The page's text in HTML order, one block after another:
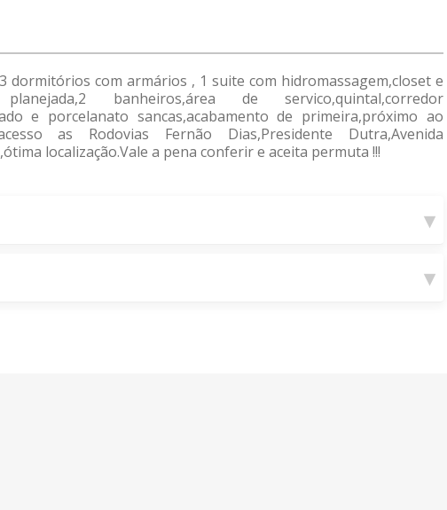
dormitórios com armários , 1 suite com hidromassagem,closet e
banheiros,área de servico,quintal,corredor
e porcelanato sancas,acabamento de primeira,próximo ao
as Rodovias Fernão Dias,Presidente Dutra,Avenida
localização.Vale a pena conferir e aceita permuta !!!